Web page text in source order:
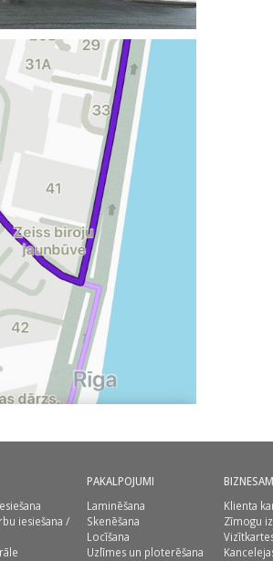
iesiešana /
PAKALPOJUMI
Laminēšana
Skenēšana
Locīšana
Uzlīmes un ploterēšana
BIZNESAM
Klienta
Zīmogu